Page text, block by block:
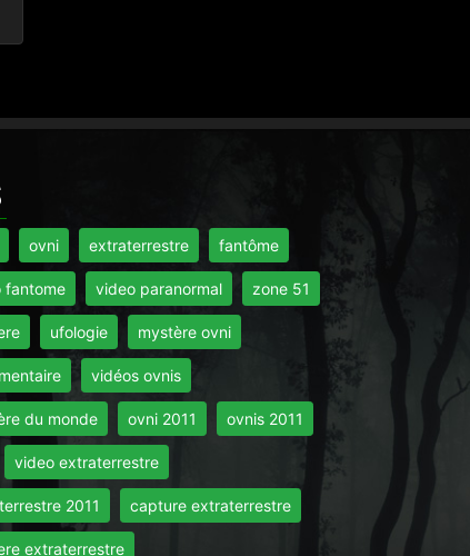
ovni extraterrestre fantôme
fantome video paranormal zone 51
ufologie mystère ovni
vidéos ovnis
du monde ovni 2011 ovnis 2011
video extraterrestre
2011 capture extraterrestre
extraterrestre